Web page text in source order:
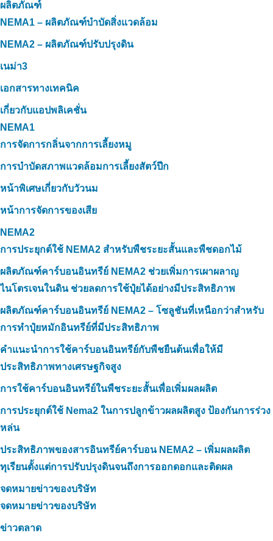
ผลิตภัณฑ์
NEMA1 – ผลิตภัณฑ์บำบัดสิ่งแวดล้อม
NEMA2 – ผลิตภัณฑ์ปรับปรุงดิน
เนม่า3
เอกสารทางเทคนิค
เกี่ยวกับแอปพลิเคชั่น
NEMA1
การจัดการกลิ่นจากการเลี้ยงหมู
การบำบัดสภาพแวดล้อมการเลี้ยงสัตว์ปีก
หน้าพิเศษเกี่ยวกับวัวนม
หน้าการจัดการของเสีย
NEMA2
การประยุกต์ใช้ NEMA2 สำหรับพืชระยะสั้นและพืชดอกไม้
ผลิตภัณฑ์คาร์บอนอินทรีย์ NEMA2 ช่วยเพิ่มการเผาผลาญ
ไนโตรเจนในดิน ช่วยลดการใช้ปุ๋ยได้อย่างมีประสิทธิภาพ
ผลิตภัณฑ์คาร์บอนอินทรีย์ NEMA2 – โซลูชันที่เหนือกว่าสำหรับ
การทำปุ๋ยหมักอินทรีย์ที่มีประสิทธิภาพ
คำแนะนำการใช้คาร์บอนอินทรีย์กับพืชยืนต้นเพื่อให้มี
ประสิทธิภาพทางเศรษฐกิจสูง
การใช้คาร์บอนอินทรีย์ในพืชระยะสั้นเพื่อเพิ่มผลผลิต
การประยุกต์ใช้ Nema2 ในการปลูกข้าวผลผลิตสูง ป้องกันการร่วง
หล่น
ประสิทธิภาพของสารอินทรีย์คาร์บอน NEMA2 – เพิ่มผลผลิต
ทุเรียนตั้งแต่การปรับปรุงดินจนถึงการออกดอกและติดผล
จดหมายข่าวของบริษัท
จดหมายข่าวของบริษัท
ข่าวตลาด